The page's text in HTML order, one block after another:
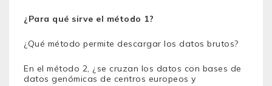
¿Para qué sirve el método 1?
¿Qué método permite descargar los datos brutos?
En el método 2, ¿se cruzan los datos con bases de
datos genómicas de centros europeos y